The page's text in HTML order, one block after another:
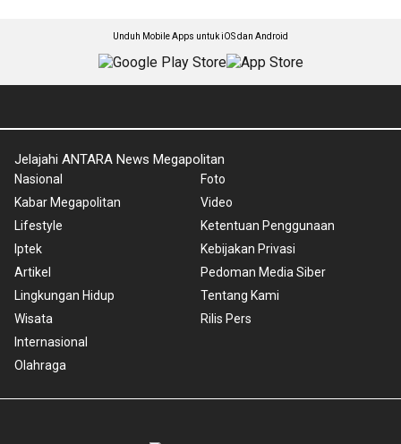
Unduh Mobile Apps untuk iOS dan Android
Jelajahi ANTARA News Megapolitan
Nasional
Kabar Megapolitan
Lifestyle
Iptek
Artikel
Lingkungan Hidup
Wisata
Internasional
Olahraga
Foto
Video
Ketentuan Penggunaan
Kebijakan Privasi
Pedoman Media Siber
Tentang Kami
Rilis Pers